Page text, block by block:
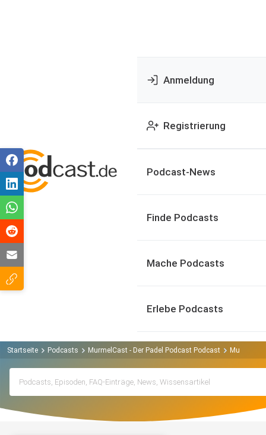
Anmeldung
Registrierung
Podcast-News
Finde Podcasts
Mache Podcasts
Erlebe Podcasts
Startseite Podcasts MurmelCast - Der Padel Podcast Podcast